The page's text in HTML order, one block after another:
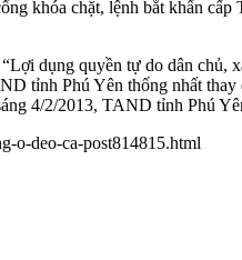
khóa chặt, lệnh bắt khẩn
dụng quyền tự do dân
tỉnh Phú Yên thống nhất
4/2/2013, TAND tỉnh Phú
o-deo-ca-post814815.html